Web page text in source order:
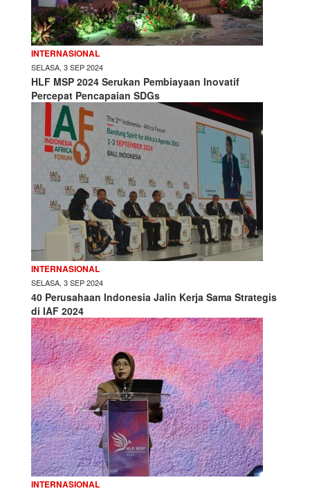
INTERNASIONAL
SELASA, 3 SEP 2024
HLF MSP 2024 Serukan Pembiayaan Inovatif
Percepat Pencapaian SDGs
INTERNASIONAL
SELASA, 3 SEP 2024
40 Perusahaan Indonesia Jalin Kerja Sama Strategis
di IAF 2024
INTERNASIONAL